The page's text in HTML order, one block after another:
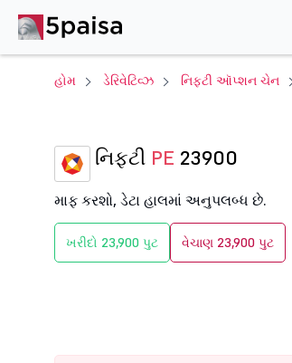
હોમ ડેરિવેટિવ્ઝ નિફ્ટી ઑપ્શન ચેન
નિફ્ટી PE 23900
માફ કરશો, ડેટા હાલમાં અનુપલબ્ધ છે.
ખરીદો 23,900 પુટ વેચાણ 23,900 પુટ